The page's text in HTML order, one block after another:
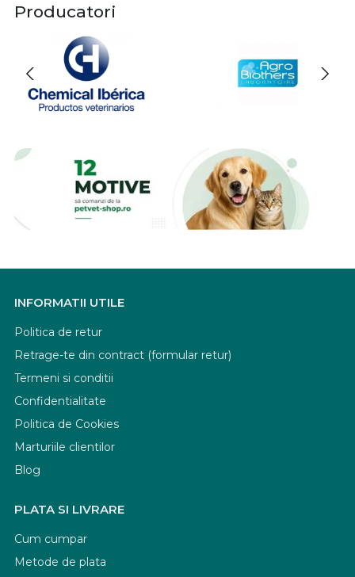
Producatori
INFORMATII UTILE
Politica de retur
Retrage-te din contract (formular retur)
Termeni si conditii
Confidentialitate
Politica de Cookies
Marturiile clientilor
Blog
PLATA SI LIVRARE
Cum cumpar
Metode de plata